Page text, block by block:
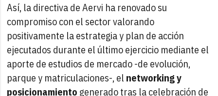
Así, la directiva de Aervi ha renovado su
compromiso con el sector valorando
positivamente la estrategia y plan de acción
ejecutados durante el último ejercicio mediante el
aporte de estudios de mercado -de evolución,
parque y matriculaciones-, el networking y
posicionamiento generado tras la celebración de